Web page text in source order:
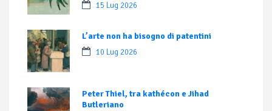
15 Lug 2026
L’arte non ha bisogno di patentini
10 Lug 2026
Peter Thiel, tra kathécon e Jihad
Butleriano